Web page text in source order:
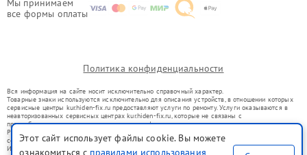
Мы принимаем
все формы оплаты
Политика конфиденциальности
Вся информация на сайте носит исключительно справочный характер.
Товарные знаки используются исключительно для описания устройств, в отношении которых
сервисные центры kur.hiden-fix.ru предоставляют услуги по ремонту. Услуги оказываются в
неавторизованных сервисных центрах kur.hiden-fix.ru, которые не связаны с
правообладателями товарных знаков или их официальными представителями.
Ремонт осуществляется для устройств, уже введенных в гражданский оборот в соответствии
со статьей 1487 ГК РФ.
Использование товарных знаков не преследует цели индивидуализации услуг или введения
Этот сайт использует файлы cookie. Вы можете
ознакомиться с правилами использования